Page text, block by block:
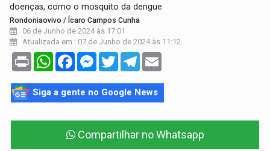
doenças, como o mosquito da dengue
Rondoniaovivo / Ícaro Campos Cunha
06 de Junho de 2024 às 17:01
Atualizada em : 07 de Junho de 2024 às 11:12
Print WhatsAppFacebookMessenger
TwitterTelegram
Siga a gente no Google News
Compartilhar no Whatsapp